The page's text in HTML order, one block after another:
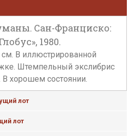
Сан-Франциско:
1980.
см. В иллюстрированной
Штемпельный экслибрис
В хорошем состоянии.
лот
лот